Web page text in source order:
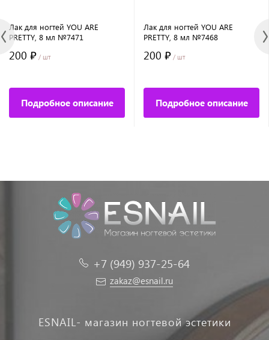
Лак для ногтей YOU ARE
PRETTY, 8 мл №7471
200 ₽ / шт
Подробное описание
Лак для ногтей YOU ARE
PRETTY, 8 мл №7468
200 ₽ / шт
Подробное описание
+7 (949) 937-25-64
zakaz@esnail.ru
ESNAIL- магазин ногтевой эстетики